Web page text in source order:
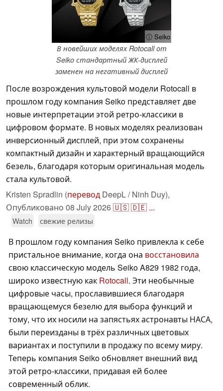
ⓘ Seiko
В новейших моделях Rotocall от
Seiko стандартный ЖК-дисплей
заменен на негативный дисплей
После возрождения культовой модели Rotocall в
прошлом году компания Seiko представляет две
новые интерпретации этой ретро-классики в
цифровом формате. В новых моделях реализован
инверсионный дисплей, при этом сохранены
компактный дизайн и характерный вращающийся
безель, благодаря которым оригинальная модель
стала культовой.
Kristen Spradlin (перевод DeepL / Ninh Duy),
Опубликовано 08 July 2026🇺🇸🇩🇪 ...
Watch свежие релизы
В прошлом году компания Seiko привлекла к себе
пристальное внимание, когда она восстановила
свою классическую модель Seiko A829 1982 года,
широко известную как Rotocall. Эти необычные
цифровые часы, прославившиеся благодаря
вращающемуся безелю для выбора функций и
тому, что их носили на запястьях астронавты НАСА,
были переизданы в трёх различных цветовых
вариантах и поступили в продажу по всему миру.
Теперь компания Seiko обновляет внешний вид
этой ретро-классики, придавая ей более
современный облик.